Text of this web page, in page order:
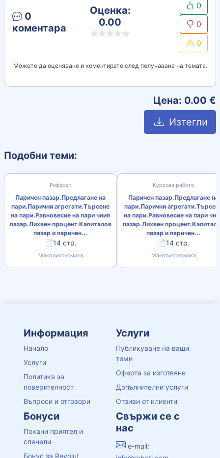
0
коментара
Оценка:
0.00
0
0
0
Можете да оценяване и коментирате след получаване на темата.
Цена: 0.00 €
Изтегли
Подобни теми:
Реферат
Паричен пазар.Предлагане на
пари.Парични агрегати.Търсене
на пари.Равновесие на пари чния
пазар.Лихвен процент.Капиталов
пазар и паричен...
📄14 стр.
Макроикономика
Курсова работа
Паричен пазар.Предлагане на
пари.Парични
на пари.Равновесие на пари
пазар.Лихвен
пазар и паричен...
📄14 стр.
Макроикономика
Информация
Начало
Услуги
Политика за
поверителност
Въпроси и отговори
Услуги
Публикуване на ваши
теми
Оферта за изготвяне
Допълнителни услуги
Отзиви от клиенти
Бонуси
Покани приятел и
спечели
Бонус за Revolut
Свържи се с
нас
e-mail: